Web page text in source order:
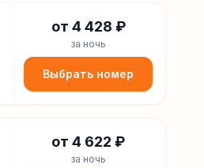
от 4 428 ₽
за ночь
Выбрать номер
от 4 622 ₽
за ночь